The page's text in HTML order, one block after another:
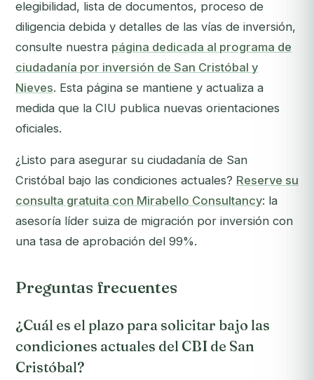
elegibilidad, lista de documentos, proceso de
diligencia debida y detalles de las vías de inversión,
consulte nuestra página dedicada al programa de
ciudadanía por inversión de San Cristóbal y
Nieves. Esta página se mantiene y actualiza a
medida que la CIU publica nuevas orientaciones
oficiales.
¿Listo para asegurar su ciudadanía de San
Cristóbal bajo las condiciones actuales? Reserve su
consulta gratuita con Mirabello Consultancy: la
asesoría líder suiza de migración por inversión con
una tasa de aprobación del 99%.
Preguntas frecuentes
¿Cuál es el plazo para solicitar bajo las
condiciones actuales del CBI de San
Cristóbal?